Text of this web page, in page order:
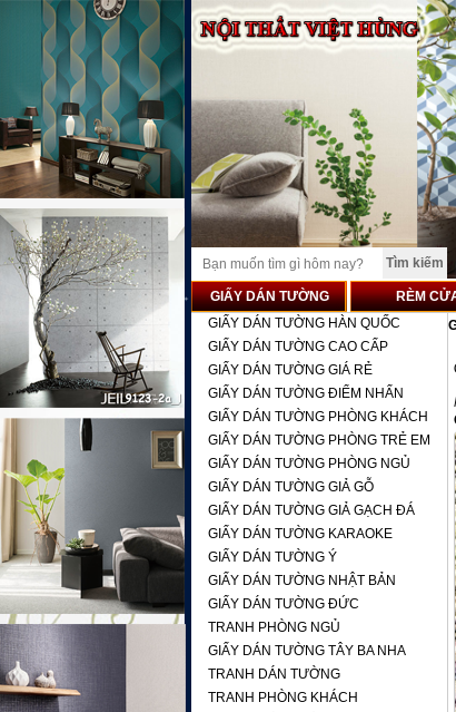
GIẤY DÁN TƯỜNG RÈM
GIẤY DÁN TƯỜNG HÀN QUỐC
GIẤY DÁN TƯỜNG CAO CẤP
GIẤY DÁN TƯỜNG GIÁ RẺ
GIẤY DÁN TƯỜNG ĐIỂM NHẤN
GIẤY DÁN TƯỜNG PHÒNG KHÁCH
GIẤY DÁN TƯỜNG PHÒNG TRẺ EM
GIẤY DÁN TƯỜNG PHÒNG NGỦ
GIẤY DÁN TƯỜNG GIẢ GỖ
GIẤY DÁN TƯỜNG GIẢ GẠCH ĐÁ
GIẤY DÁN TƯỜNG KARAOKE
GIẤY DÁN TƯỜNG Ý
GIẤY DÁN TƯỜNG NHẬT BẢN
GIẤY DÁN TƯỜNG ĐỨC
TRANH PHÒNG NGỦ
GIẤY DÁN TƯỜNG TÂY BA NHA
TRANH DÁN TƯỜNG
TRANH PHÒNG KHÁCH